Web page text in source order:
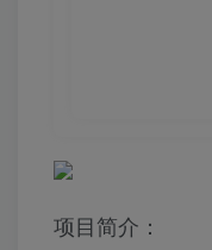
项目简介：